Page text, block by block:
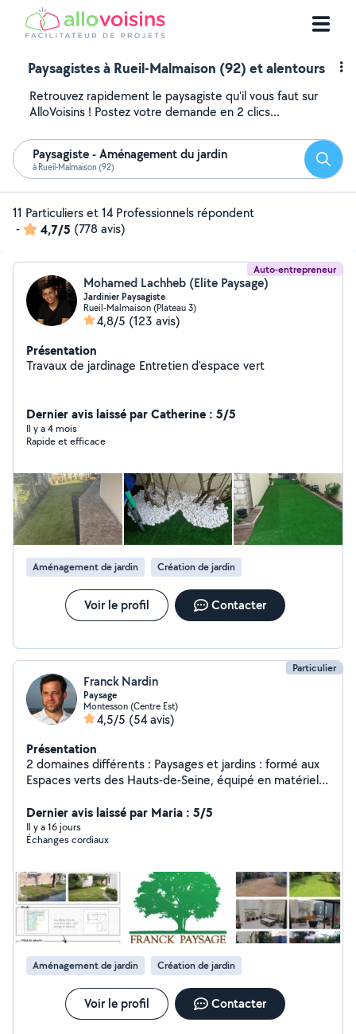
Paysagistes à Rueil-Malmaison (92) et alentours
Retrouvez rapidement le paysagiste qu'il vous faut sur
AlloVoisins ! Postez votre demande en 2 clics...
Paysagiste - Aménagement du jardin
à Rueil-Malmaison (92)
11 Particuliers et 14 Professionnels répondent
-
4,7/5 (778 avis)
Auto-entrepreneur
Mohamed Lachheb (Elite Paysage)
Jardinier Paysagiste
Rueil-Malmaison (Plateau 3)
4,8/5 (123 avis)
Présentation
Travaux de jardinage Entretien d'espace vert
Dernier avis laissé par Catherine : 5/5
Il y a 4 mois
Rapide et efficace
Aménagement de jardin Création de jardin
Voir le profil Contacter
Particulier
Franck Nardin
Paysage
Montesson (Centre Est)
4,5/5 (54 avis)
Présentation
2 domaines différents : Paysages et jardins : formé aux
Espaces verts des Hauts-de-Seine, équipé en matériel
automatique // Photographie (Pro), audiovisuel,
multimédia, événements.
Dernier avis laissé par Maria : 5/5
Il y a 16 jours
Échanges cordiaux
Aménagement de jardin Création de jardin
Voir le profil Contacter